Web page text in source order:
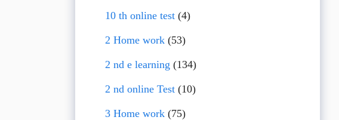
10 th online test(4)
2 Home work(53)
2 nd e learning (134)
2 nd online Test(10)
3 Home work(75)